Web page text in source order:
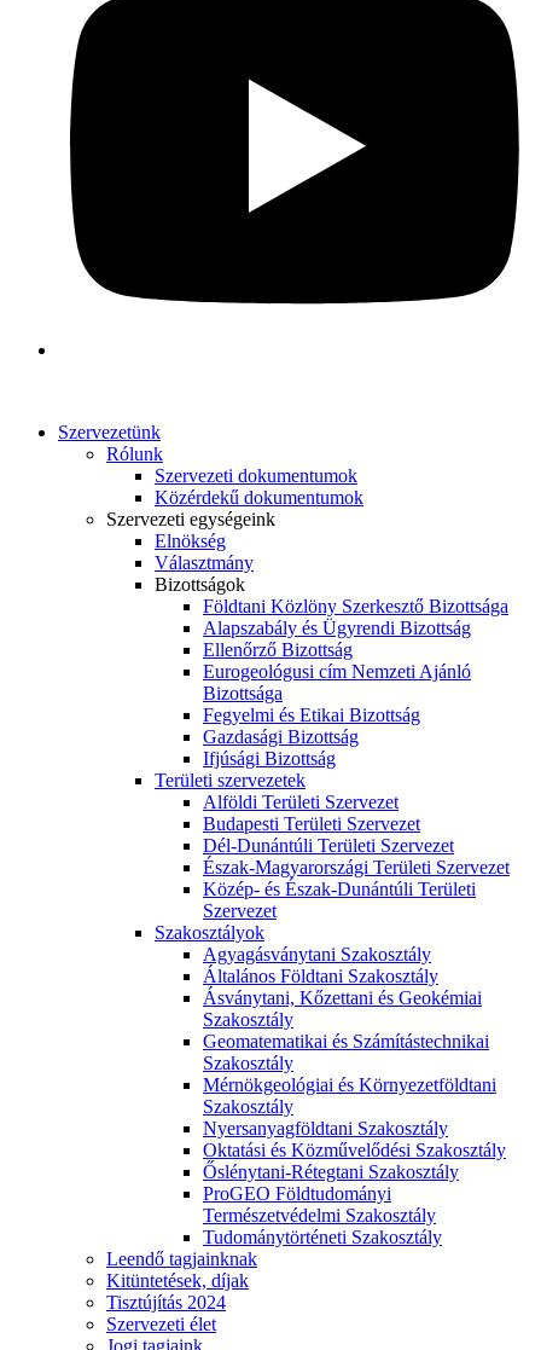
Szervezetünk
Rólunk
Szervezeti dokumentumok
Közérdekű dokumentumok
Szervezeti egységeink
Elnökség
Választmány
Bizottságok
Földtani Közlöny Szerkesztő Bizottsága
Alapszabály és Ügyrendi Bizottság
Ellenőrző Bizottság
Eurogeológusi cím Nemzeti Ajánló
Bizottsága
Fegyelmi és Etikai Bizottság
Gazdasági Bizottság
Ifjúsági Bizottság
Területi szervezetek
Alföldi Területi Szervezet
Budapesti Területi Szervezet
Dél-Dunántúli Területi Szervezet
Észak-Magyarországi Területi Szervezet
Közép- és Észak-Dunántúli Területi
Szervezet
Szakosztályok
Agyagásványtani Szakosztály
Általános Földtani Szakosztály
Ásványtani, Kőzettani és Geokémiai
Szakosztály
Geomatematikai és Számítástechnikai
Szakosztály
Mérnökgeológiai és Környezetföldtani
Szakosztály
Nyersanyagföldtani Szakosztály
Oktatási és Közművelődési Szakosztály
Őslénytani-Rétegtani Szakosztály
ProGEO Földtudományi
Természetvédelmi Szakosztály
Tudománytörténeti Szakosztály
Leendő tagjainknak
Kitüntetések, díjak
Tisztújítás 2024
Szervezeti élet
Jogi tagjaink